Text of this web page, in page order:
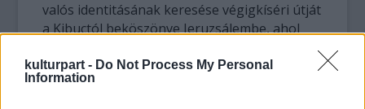
kulturpart - Do Not Process My Personal
Information
valós identitásának keresése végigkíséri útját
a Kibuctól beköszönve Jeruzsálembe, ahol
vergődni, megpihenve Tel-Aviv tengerparton,
majd a kíváncsiságtól és szerelemtől